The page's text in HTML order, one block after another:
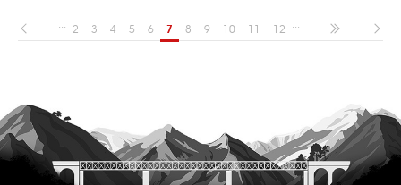
... 2 3 4 5 6 7 8 9 10 11 12 ...